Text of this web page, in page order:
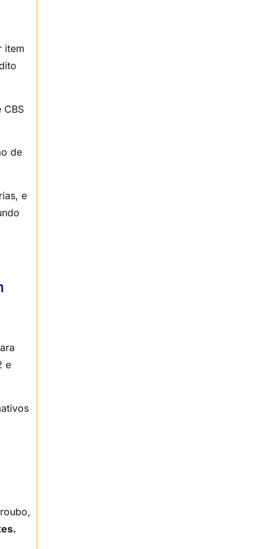
item
CBS
de
e
e